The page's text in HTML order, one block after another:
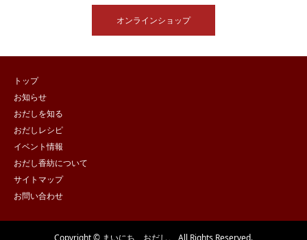
オンラインショップ
トップ
お知らせ
おだしを知る
おだしレシピ
イベント情報
おだし香紡について
サイトマップ
お問い合わせ
Copyright © まいにち、おだし。 All Rights Reserved.